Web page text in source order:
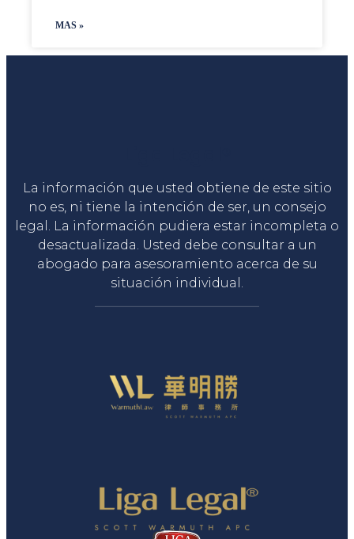
MAS »
La información que usted obtiene de este sitio
no es, ni tiene la intención de ser, un consejo
legal. La información pudiera estar incompleta o
desactualizada. Usted debe consultar a un
abogado para asesoramiento acerca de su
situación individual.